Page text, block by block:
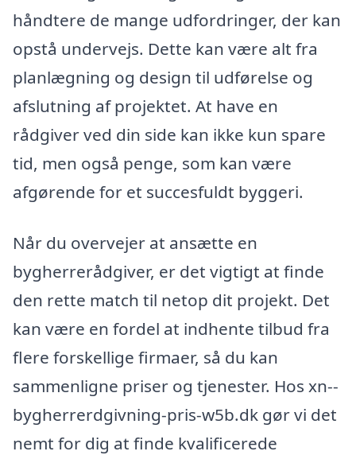
håndtere de mange udfordringer, der kan
opstå undervejs. Dette kan være alt fra
planlægning og design til udførelse og
afslutning af projektet. At have en
rådgiver ved din side kan ikke kun spare
tid, men også penge, som kan være
afgørende for et succesfuldt byggeri.
Når du overvejer at ansætte en
bygherrerådgiver, er det vigtigt at finde
den rette match til netop dit projekt. Det
kan være en fordel at indhente tilbud fra
flere forskellige firmaer, så du kan
sammenligne priser og tjenester. Hos xn--
bygherrerdgivning-pris-w5b.dk gør vi det
nemt for dig at finde kvalificerede